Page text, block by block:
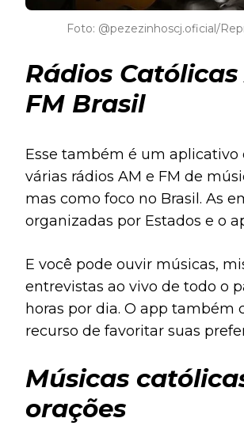
Foto: @pezezinhoscj.oficial/
Rádios Católicas
FM Brasil
Esse também é um aplicativo
várias rádios AM e FM de
mas como foco no Brasil. As
organizadas por Estados e o
dar play.
E você pode ouvir músicas,
entrevistas ao vivo de todo o
horas por dia. O app também
recurso de favoritar suas
Músicas
orações